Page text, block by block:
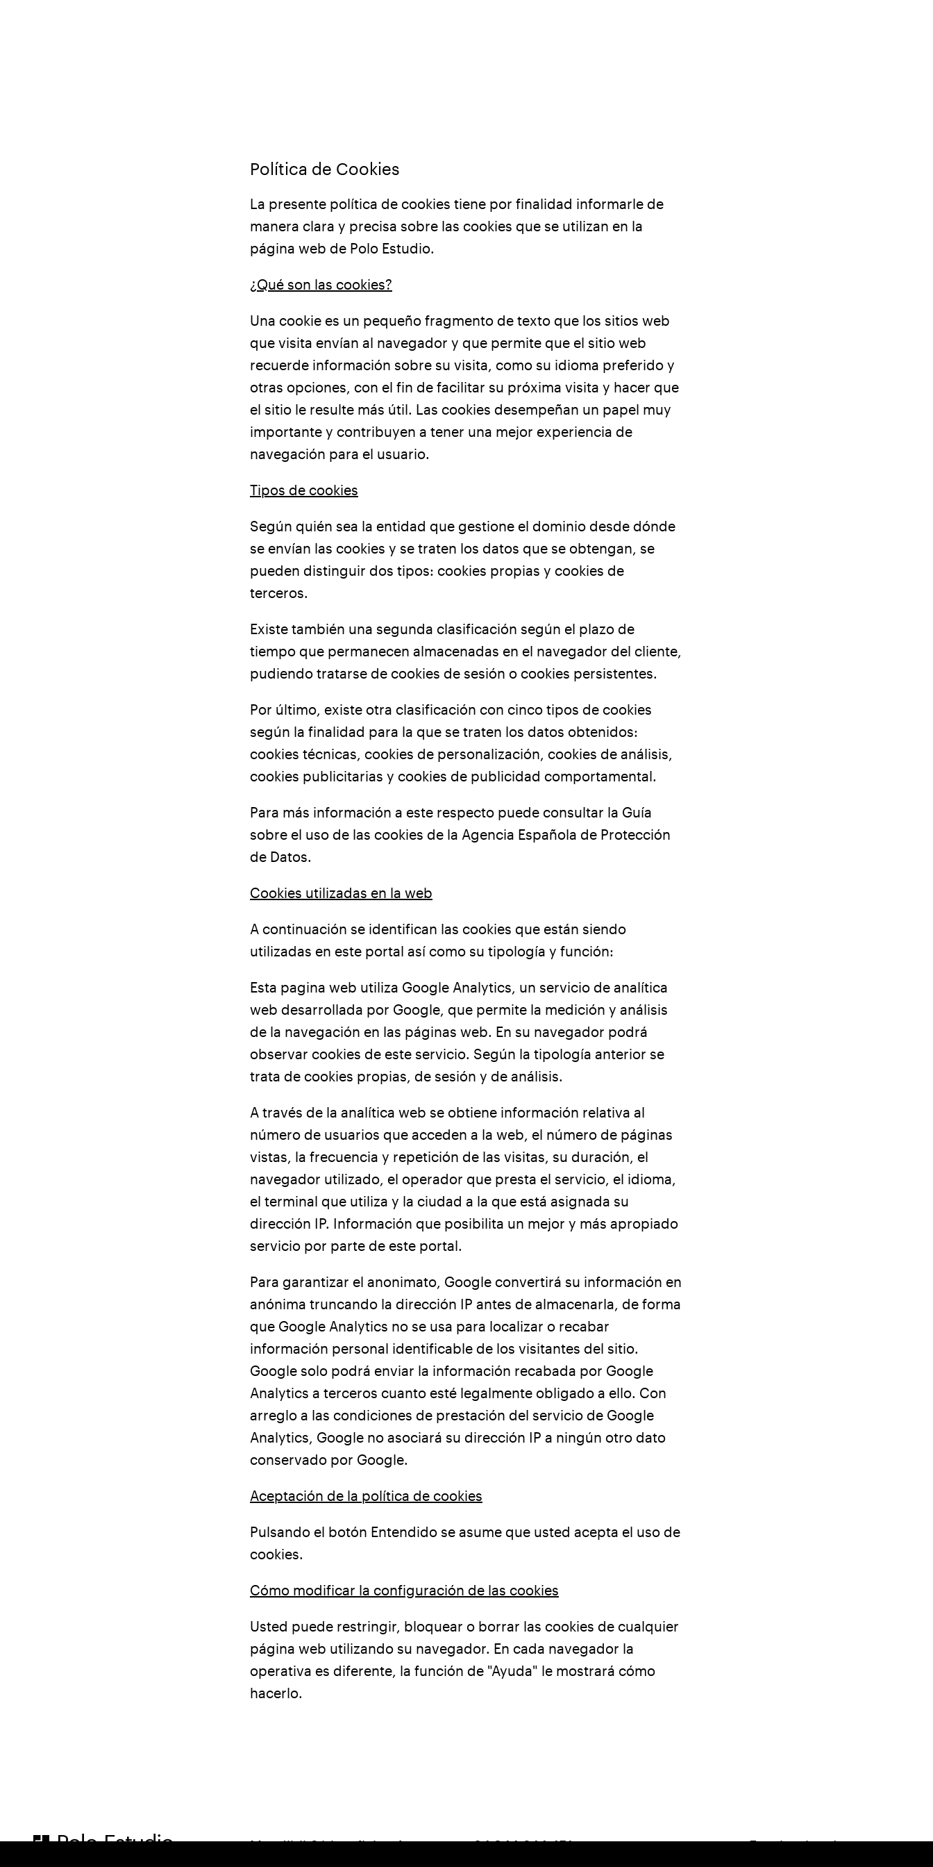
Política de Cookies
La presente política de cookies tiene por finalidad informarle de
manera clara y precisa sobre las cookies que se utilizan en la
página web de Polo Estudio.
¿Qué son las cookies?
Una cookie es un pequeño fragmento de texto que los sitios web
que visita envían al navegador y que permite que el sitio web
recuerde información sobre su visita, como su idioma preferido y
otras opciones, con el fin de facilitar su próxima visita y hacer que
el sitio le resulte más útil. Las cookies desempeñan un papel muy
importante y contribuyen a tener una mejor experiencia de
navegación para el usuario.
Tipos de cookies
Según quién sea la entidad que gestione el dominio desde dónde
se envían las cookies y se traten los datos que se obtengan, se
pueden distinguir dos tipos: cookies propias y cookies de
terceros.
Existe también una segunda clasificación según el plazo de
tiempo que permanecen almacenadas en el navegador del cliente,
pudiendo tratarse de cookies de sesión o cookies persistentes.
Por último, existe otra clasificación con cinco tipos de cookies
según la finalidad para la que se traten los datos obtenidos:
cookies técnicas, cookies de personalización, cookies de análisis,
cookies publicitarias y cookies de publicidad comportamental.
Para más información a este respecto puede consultar la Guía
sobre el uso de las cookies de la Agencia Española de Protección
de Datos.
Cookies utilizadas en la web
A continuación se identifican las cookies que están siendo
utilizadas en este portal así como su tipología y función:
Esta pagina web utiliza Google Analytics, un servicio de analítica
web desarrollada por Google, que permite la medición y análisis
de la navegación en las páginas web. En su navegador podrá
observar cookies de este servicio. Según la tipología anterior se
trata de cookies propias, de sesión y de análisis.
A través de la analítica web se obtiene información relativa al
número de usuarios que acceden a la web, el número de páginas
vistas, la frecuencia y repetición de las visitas, su duración, el
navegador utilizado, el operador que presta el servicio, el idioma,
el terminal que utiliza y la ciudad a la que está asignada su
dirección IP. Información que posibilita un mejor y más apropiado
servicio por parte de este portal.
Para garantizar el anonimato, Google convertirá su información en
anónima truncando la dirección IP antes de almacenarla, de forma
que Google Analytics no se usa para localizar o recabar
información personal identificable de los visitantes del sitio.
Google solo podrá enviar la información recabada por Google
Analytics a terceros cuanto esté legalmente obligado a ello. Con
arreglo a las condiciones de prestación del servicio de Google
Analytics, Google no asociará su dirección IP a ningún otro dato
conservado por Google.
Aceptación de la política de cookies
Pulsando el botón Entendido se asume que usted acepta el uso de
cookies.
Cómo modificar la configuración de las cookies
Usted puede restringir, bloquear o borrar las cookies de cualquier
página web utilizando su navegador. En cada navegador la
operativa es diferente, la función de "Ayuda" le mostrará cómo
hacerlo.
Polo Estudio
Mendibil 6 bis, oficina A.
+34 944 644 451
Facebook Instagram